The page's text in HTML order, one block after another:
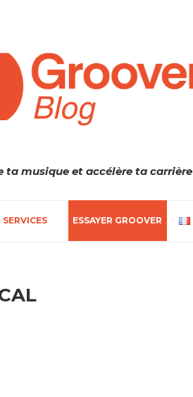
ta musique et accélère ta carrière
SERVICES ESSAYER GROOVER